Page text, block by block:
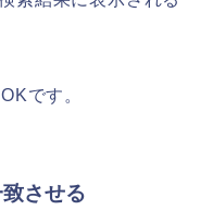
です。
させる